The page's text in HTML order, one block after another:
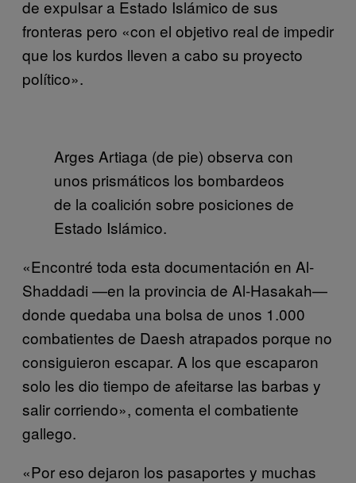
de expulsar a Estado Islámico de sus
fronteras pero «con el objetivo real de impedir
que los kurdos lleven a cabo su proyecto
político».
Arges Artiaga (de pie) observa con
unos prismáticos los bombardeos
de la coalición sobre posiciones de
Estado Islámico.
«Encontré toda esta documentación en Al-
Shaddadi —en la provincia de Al-Hasakah—
donde quedaba una bolsa de unos 1.000
combatientes de Daesh atrapados porque no
consiguieron escapar. A los que escaparon
solo les dio tiempo de afeitarse las barbas y
salir corriendo», comenta el combatiente
gallego.
«Por eso dejaron los pasaportes y muchas